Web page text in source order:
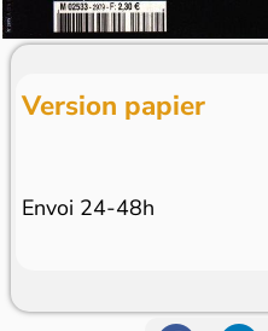
Version papier
Envoi 24-48h